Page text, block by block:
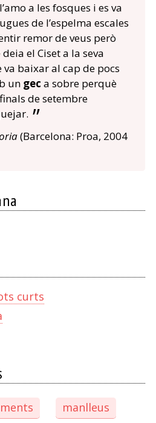
a les fosques i es va
de l’espelma escales
remor de veus però
el Ciset a la seva
va baixar al cap de pocs
un gec a sobre perquè
de setembre
(Barcelona: Proa, 2004
curts
manlleus